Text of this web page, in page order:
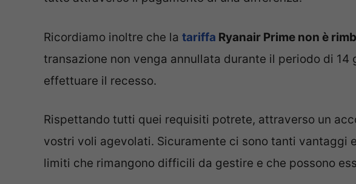
Ricordiamo inoltre che la tariffa Ryanair Prime non è
transazione non venga annullata durante il periodo di 14
effettuare il recesso.
Rispettando tutti quei requisiti potrete, attraverso un
vostri voli agevolati. Sicuramente ci sono tanti vantaggi
limiti che rimangono difficili da gestire e che possono